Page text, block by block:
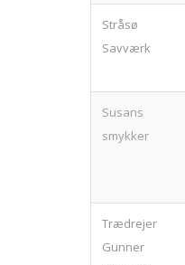
Stråsø
Savværk
Susans
smykker
Trædrejer
Gunner